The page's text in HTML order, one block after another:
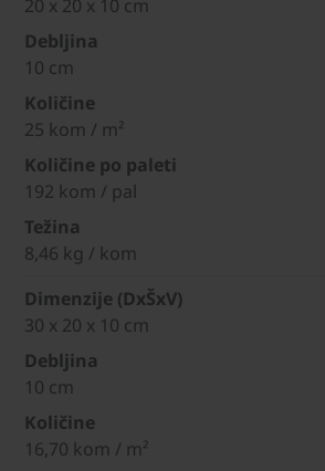
20 x 20 x 10 cm
Debljina
10 cm
Količine
25 kom / m²
Količine po paleti
192 kom / pal
Težina
8,46 kg / kom
Dimenzije (DxŠxV)
30 x 20 x 10 cm
Debljina
10 cm
Količine
16,70 kom / m²